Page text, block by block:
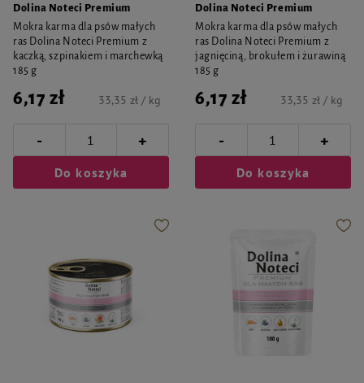
Dolina Noteci Premium
Mokra karma dla psów małych
ras Dolina Noteci Premium z
kaczką, szpinakiem i marchewką
185 g
6,17 zł 33,35 zł / kg
- +
Do koszyka
Dolina Noteci Premium
Mokra karma dla psów małych
ras Dolina Noteci Premium z
jagnięciną, brokułem i żurawiną
185 g
6,17 zł 33,35 zł / kg
- +
Do koszyka